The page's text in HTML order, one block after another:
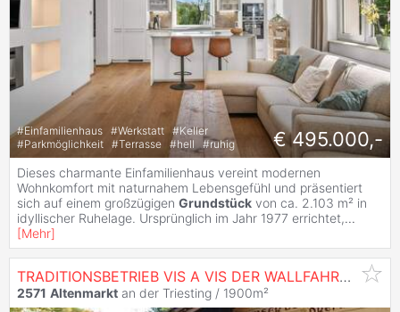
#Einfamilienhaus #Werkstatt #Keller
#Parkmöglichkeit #Terrasse #hell #ruhig € 495.000,-
Dieses charmante Einfamilienhaus vereint modernen
Wohnkomfort mit naturnahem Lebensgefühl und präsentiert
sich auf einem großzügigen Grundstück von ca. 2.103 m² in
idyllischer Ruhelage. Ursprünglich im Jahr 1977 errichtet,...
[Mehr]
TRADITIONSBETRIEB VIS A VIS DER WALLFAHRTSKIRCHE GASTROTEL
2571 Altenmarkt an der Triesting / 1900m²